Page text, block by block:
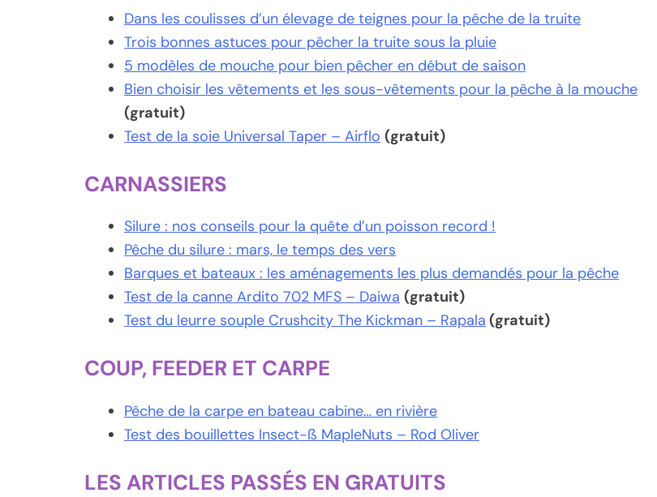
Dans les coulisses d’un élevage de teignes pour la pêche de la truite
Trois bonnes astuces pour pêcher la truite sous la pluie
5 modèles de mouche pour bien pêcher en début de saison
Bien choisir les vêtements et les sous-vêtements pour la pêche à la mouche
(gratuit)
Test de la soie Universal Taper – Airflo (gratuit)
CARNASSIERS
Silure : nos conseils pour la quête d’un poisson record !
Pêche du silure : mars, le temps des vers
Barques et bateaux : les aménagements les plus demandés pour la pêche
Test de la canne Ardito 702 MFS – Daiwa (gratuit)
Test du leurre souple Crushcity The Kickman – Rapala (gratuit)
COUP, FEEDER ET CARPE
Pêche de la carpe en bateau cabine… en rivière
Test des bouillettes Insect-ß MapleNuts – Rod Oliver
LES ARTICLES PASSÉS EN GRATUITS